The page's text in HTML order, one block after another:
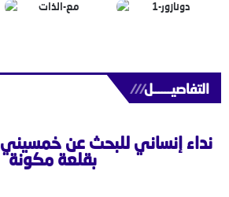
التفاصيــــــل///
نداء إنساني للبحث عن
بقلعة مكونة